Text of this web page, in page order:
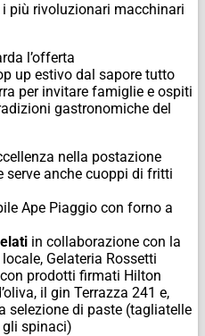
più rivoluzionari macchinari
l’offerta
up estivo dal sapore tutto
per invitare famiglie e ospiti
gastronomiche del
nella postazione
serve anche cuoppi di fritti
Ape Piaggio con forno a
in collaborazione con la
Gelateria Rossetti
con prodotti firmati Hilton
il gin Terrazza 241 e,
selezione di paste (tagliatelle
gli spinaci)